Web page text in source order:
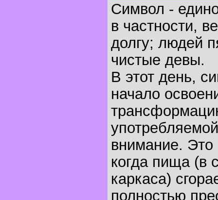
Символ -
в частности,
долгу; людей
чистые девы.
В этот день,
начало
внимание. Это
когда пища (в
каркаса)
полностью